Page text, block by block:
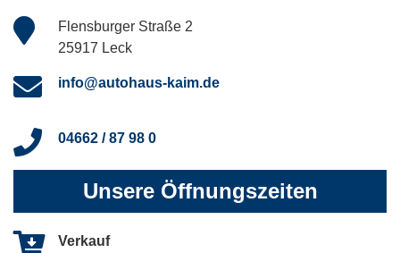
Flensburger Straße 2
25917 Leck
info@autohaus-kaim.de
04662 / 87 98 0
Unsere Öffnungszeiten
Verkauf